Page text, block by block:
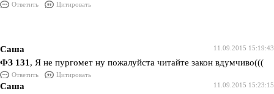
Ответить Цитировать
11.09.2015 15:19:43
Саша
ФЗ 131 , Я не пургомет ну пожалуйста читайте закон вдумчиво(((
Ответить
Цитировать
11.09.2015 15:23:15
Саша